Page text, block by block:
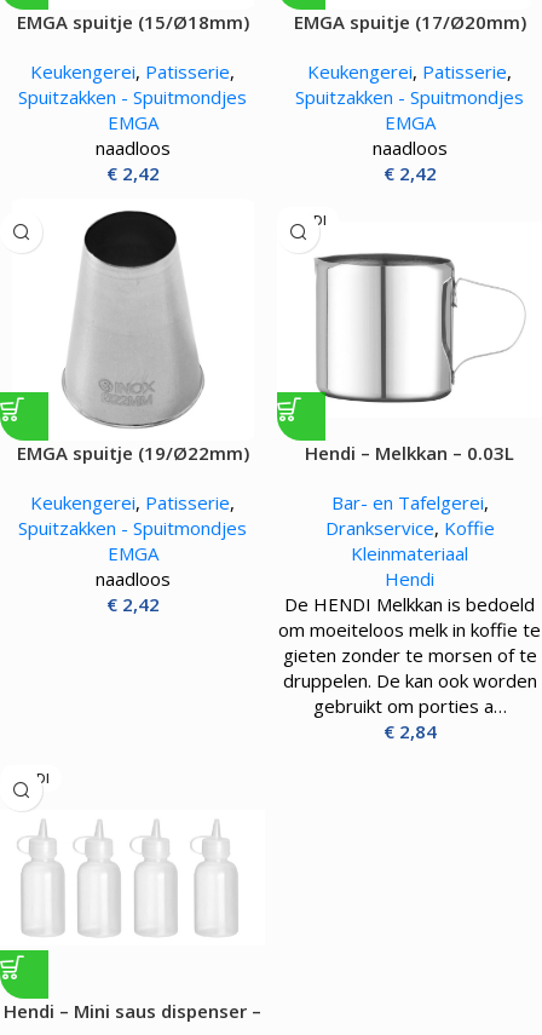
EMGA spuitje (15/Ø18mm)
Keukengerei, Patisserie,
Spuitzakken - Spuitmondjes
EMGA
naadloos
€2,42
EMGA spuitje (17/Ø20mm)
Keukengerei, Patisserie,
Spuitzakken - Spuitmondjes
EMGA
naadloos
€2,42
EMGA spuitje (19/Ø22mm)
Keukengerei, Patisserie,
Spuitzakken - Spuitmondjes
EMGA
naadloos
€2,42
HENDI
Hendi – Melkkan – 0.03L
Bar- en Tafelgerei,
Drankservice, Koffie
Kleinmateriaal
Hendi
De HENDI Melkkan is bedoeld
om moeiteloos melk in koffie te
gieten zonder te morsen of te
druppelen. De kan ook worden
gebruikt om porties a…
€2,84
HENDI
Hendi – Mini saus dispenser –